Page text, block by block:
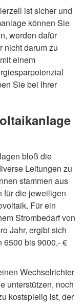
ist sicher und
können Sie
werden dafür
nicht darum zu
einem
Sie bei Ihrer
bloß die
Leitungen zu
stammen aus
für die jeweiligen
Für ein
Strombedarf von
Jahr, ergibt sich
6500 bis 9000,- €
Wechselrichter
unterstützen, noch
kostspielig ist, der